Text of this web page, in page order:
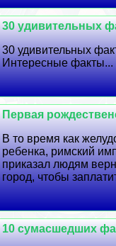
30 удивительных
30 удивительных
Интересные факты...
Первая
В то время как
ребенка, римский
приказал людям
город, чтобы
10 cyмacшедших